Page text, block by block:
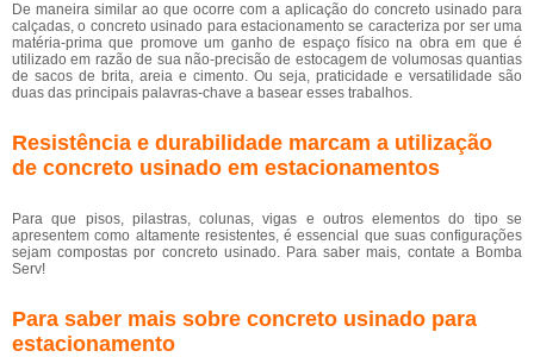
De maneira similar ao que ocorre com a aplicação do concreto usinado para
calçadas, o concreto usinado para estacionamento se caracteriza por ser uma
matéria-prima que promove um ganho de espaço físico na obra em que é
utilizado em razão de sua não-precisão de estocagem de volumosas quantias
de sacos de brita, areia e cimento. Ou seja, praticidade e versatilidade são
duas das principais palavras-chave a basear esses trabalhos.
Resistência e durabilidade marcam a utilização
de concreto usinado em estacionamentos
Para que pisos, pilastras, colunas, vigas e outros elementos do tipo se
apresentem como altamente resistentes, é essencial que suas configurações
sejam compostas por concreto usinado. Para saber mais, contate a Bomba
Serv!
Para saber mais sobre concreto usinado para
estacionamento